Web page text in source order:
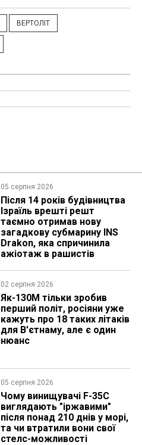
ВЕРТОЛІТ
05 серпня 2026
Після 14 років будівництва
Ізраїль врешті решт
таємно отримав нову
загадкову субмарину INS
Drakon, яка спричинила
ажіотаж в рашистів
02 серпня 2026
Як-130М тільки зробив
перший політ, росіяни уже
кажуть про 18 таких літаків
для В'єтнаму, але є один
нюанс
05 серпня 2026
Чому винищувачі F-35C
виглядають "іржавими"
після понад 210 днів у морі,
та чи втратили вони свої
стелс-можливості